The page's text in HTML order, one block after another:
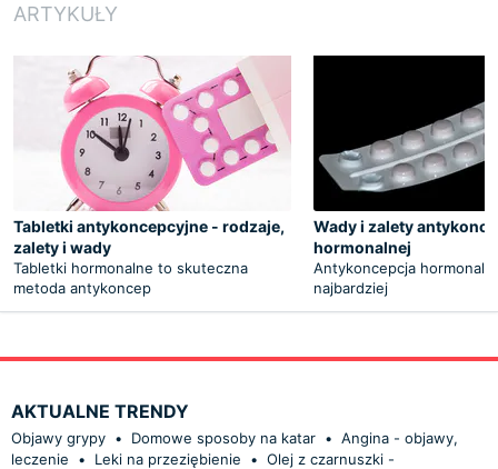
ARTYKUŁY
Tabletki antykoncepcyjne - rodzaje,
zalety i wady
Tabletki hormonalne to skuteczna
metoda antykoncep
Wady i zalety
hormonalnej
Antykoncepcja
najbardziej
AKTUALNE TRENDY
Objawy grypy • Domowe sposoby na katar • Angina - objawy,
leczenie
• Leki na przeziębienie • Olej z czarnuszki -